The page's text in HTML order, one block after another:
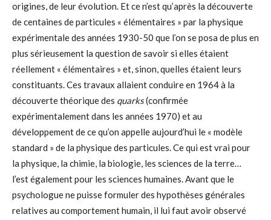
origines, de leur évolution. Et ce n’est qu’après la découverte
de centaines de particules « élémentaires » par la physique
expérimentale des années 1930-50 que l’on se posa de plus en
plus sérieusement la question de savoir si elles étaient
réellement « élémentaires » et, sinon, quelles étaient leurs
constituants. Ces travaux allaient conduire en 1964 à la
découverte théorique des quarks(confirmée
expérimentalement dans les années 1970) et au
développement de ce qu’on appelle aujourd’hui le « modèle
standard » de la physique des particules. Ce qui est vrai pour
la physique, la chimie, la biologie, les sciences de la terre…
l’est également pour les sciences humaines. Avant que le
psychologue ne puisse formuler des hypothèses générales
relatives au comportement humain, il lui faut avoir observé